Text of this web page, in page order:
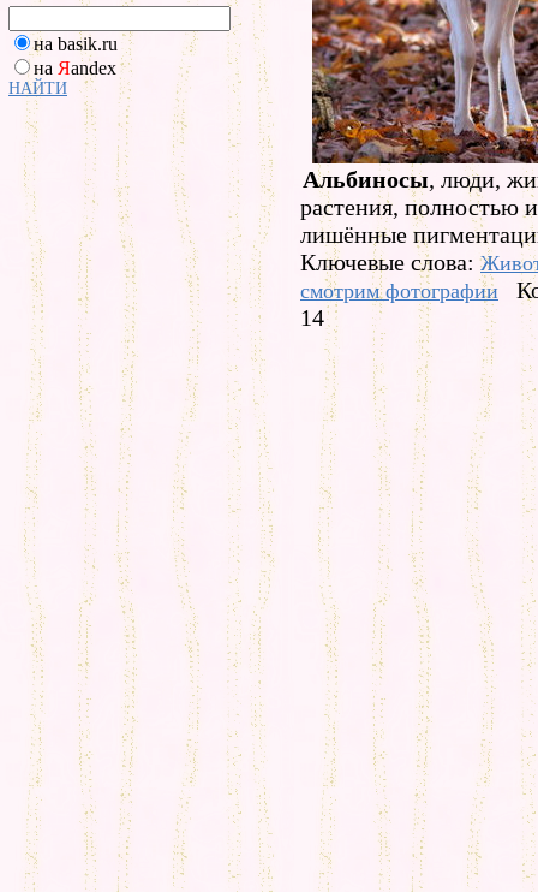
на basik.ru
на Яandex
НАЙТИ
Альбиносы, люди,
растения, полностью
лишённые
Ключевые слова:
смотрим фотографии
14